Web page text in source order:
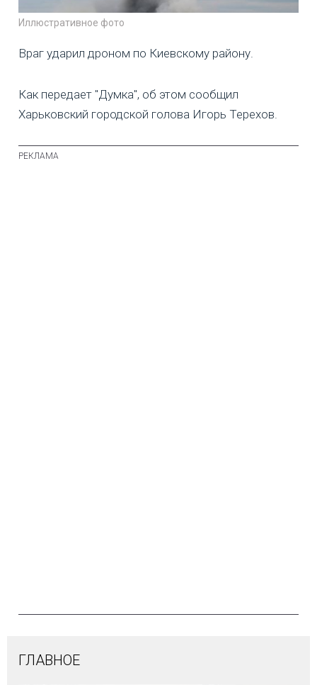
Иллюстративное фото
Враг ударил дроном по Киевскому району.
Как передает "Думка", об этом сообщил
Харьковский городской голова Игорь Терехов.
ГЛАВНОЕ